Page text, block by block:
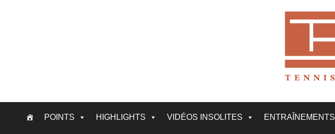
POINTS HIGHLIGHTS VIDÉOS INSOLITES ENTRAÎNEMENTS